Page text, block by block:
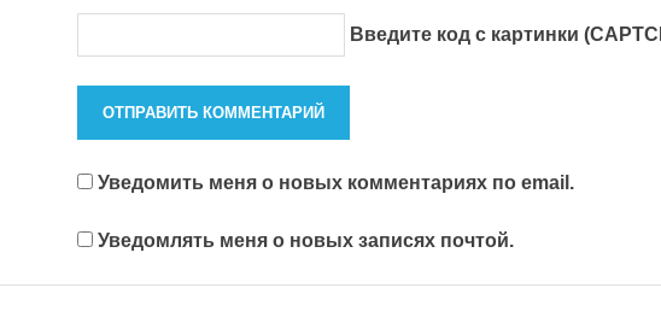
Введите код с картинки
Уведомить меня о новых комментариях по email.
Уведомлять меня о новых записях почтой.